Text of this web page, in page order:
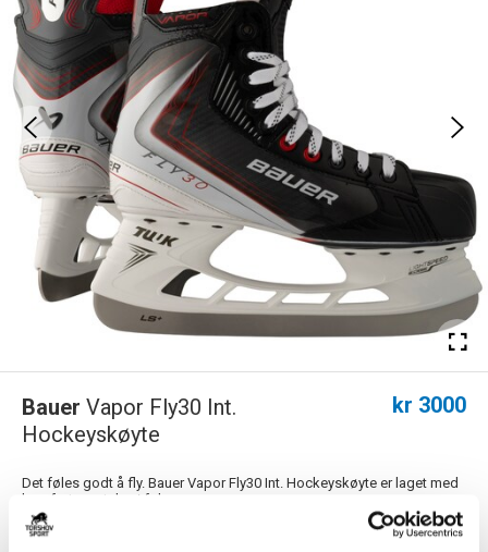
Bauer Vapor Fly30 Int.
Hockeyskøyte
kr 3000
Det føles godt å fly. Bauer Vapor Fly30 Int. Hockeyskøyte er laget med
komfort og ytelse i fokus....
Les mer.